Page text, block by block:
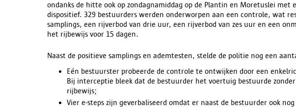
ondanks de hitte ook op zondagnamiddag op de Plantin en Moretuslei met
dispositief. 329 bestuurders werden onderworpen aan een controle, wat
samplings, een rijverbod van drie uur, een rijverbod van zes uur en een
het rijbewijs voor 15 dagen.
Naast de positieve samplings en ademtesten, stelde de politie nog een
Eén bestuurster probeerde de controle te ontwijken door een
Bij interceptie bleek dat de bestuurder het voertuig bestuurde
rijbewijs;
Vier e-steps zijn geverbaliseerd omdat er naast de bestuurder ook